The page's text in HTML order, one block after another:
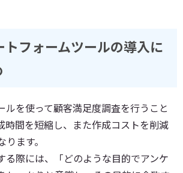
フォームツールの導入に
ルを使って顧客満足度調査を行うこと
時間を短縮し、また作成コストを削減
ます。
る際には、「どのような目的でアンケ